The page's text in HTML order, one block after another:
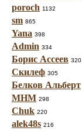
poroch 1132
sm 865
Yana 398
Admin 334
Борис Ассеев 320
Скилеф 305
Белков Альберт
МНМ 298
Chuk 220
alek48s 216